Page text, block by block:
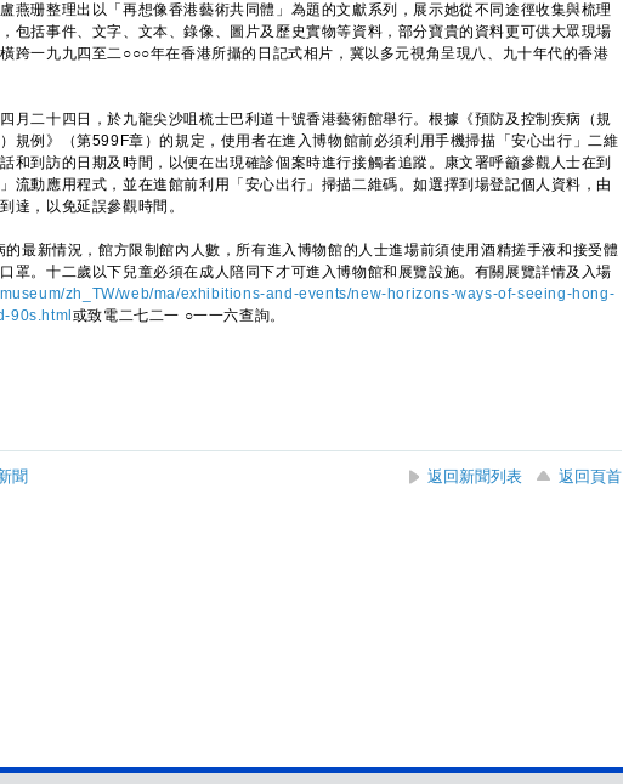
燕珊整理出以「再想像香港藝術共同體」為題的文獻系列，展示她從不同途徑收集與梳理
包括事件、文字、文本、錄像、圖片及歷史實物等資料，部分寶貴的資料更可供大眾現場
跨一九九四至二○○○年在香港所攝的日記式相片，冀以多元視角呈現八、九十年代的香港
二十四日，於九龍尖沙咀梳士巴利道十號香港藝術館舉行。根據《預防及控制疾病（規
規例》（第599F章）的規定，使用者在進入博物館前必須利用手機掃描「安心出行」二維
和到訪的日期及時間，以便在出現確診個案時進行接觸者追蹤。康文署呼籲參觀人士在到
流動應用程式，並在進館前利用「安心出行」掃描二維碼。如選擇到場登記個人資料，由
達，以免延誤參觀時間。
新情況，館方限制館內人數，所有進入博物館的人士進場前須使用酒精搓手液和接受體
罩。十二歲以下兒童必須在成人陪同下才可進入博物館和展覽設施。有關展覽詳情及入場
zh_TW/web/ma/exhibitions-and-events/new-horizons-ways-of-seeing-hong-
90s.html 或致電二七二一 ○一一六查詢。
聞 返回新聞列表
返回頁首